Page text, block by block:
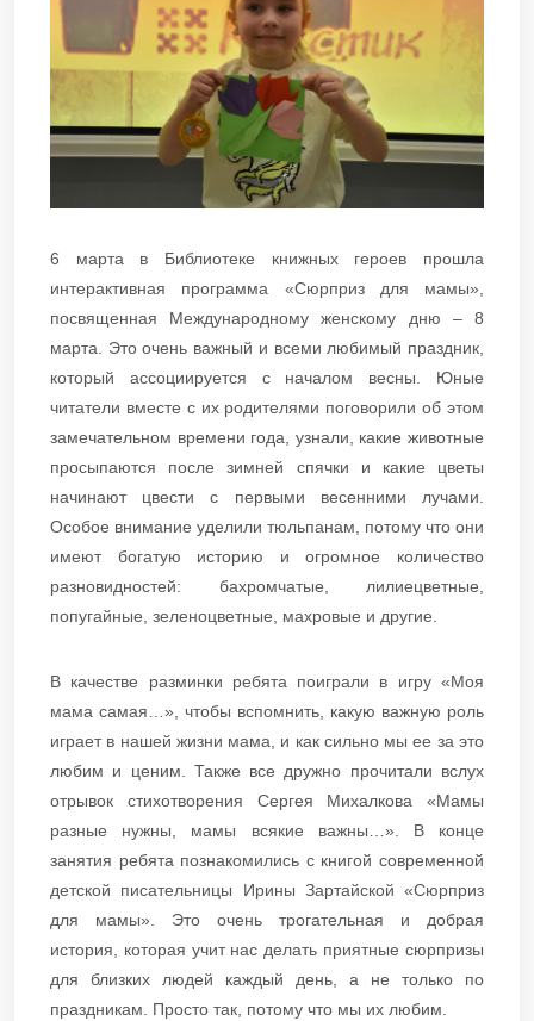
6 марта в Библиотеке книжных героев прошла
интерактивная программа «Сюрприз для мамы»,
посвященная Международному женскому дню – 8
марта. Это очень важный и всеми любимый праздник,
который ассоциируется с началом весны. Юные
читатели вместе с их родителями поговорили об этом
замечательном времени года, узнали, какие животные
просыпаются после зимней спячки и какие цветы
начинают цвести с первыми весенними лучами.
Особое внимание уделили тюльпанам, потому что они
имеют богатую историю и огромное количество
разновидностей: бахромчатые, лилиецветные,
попугайные, зеленоцветные, махровые и другие.
В качестве разминки ребята поиграли в игру «Моя
мама самая…», чтобы вспомнить, какую важную роль
играет в нашей жизни мама, и как сильно мы ее за это
любим и ценим. Также все дружно прочитали вслух
отрывок стихотворения Сергея Михалкова «Мамы
разные нужны, мамы всякие важны…». В конце
занятия ребята познакомились с книгой современной
детской писательницы Ирины Зартайской «Сюрприз
для мамы». Это очень трогательная и добрая
история, которая учит нас делать приятные сюрпризы
для близких людей каждый день, а не только по
праздникам. Просто так, потому что мы их любим.